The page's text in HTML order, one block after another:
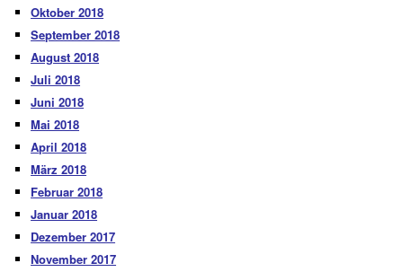
Oktober 2018
September 2018
August 2018
Juli 2018
Juni 2018
Mai 2018
April 2018
März 2018
Februar 2018
Januar 2018
Dezember 2017
November 2017